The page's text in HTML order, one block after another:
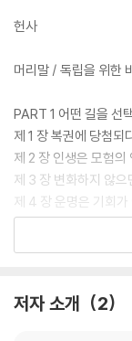
헌사
머리말 / 독립을 위한
PART 1 어떤 길을 선
제 1 장 복권에 당첨되
제 2 장 인생은 모험의
제 3 장 변화하지 않
제 4 장 운명은 기회
PART 2 돈 없이 살기
제 7 장 당신은 피해자
저자 소개 2